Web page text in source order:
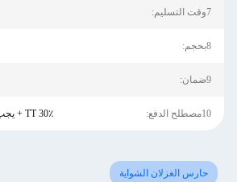
7وقت التسليم:
8بحجم:
9ضمان:
10مصطلح الدفع: 30٪ TT + يجب دفع الرصيد قبل الشحن
حارس الغزلان الشواية